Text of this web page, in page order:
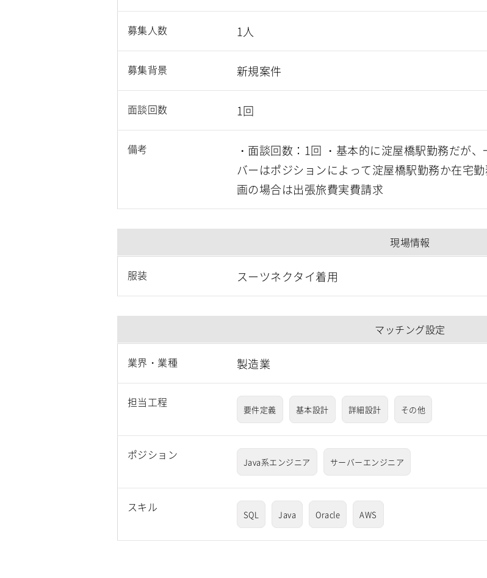
募集人数 1人
募集背景 新規案件
面談回数 1回
備考
・面談回数：1回 ・基本的に淀屋橋駅勤務だが
バーはポジションによって淀屋橋駅勤務か在宅
画の場合は出張旅費実費請求
現場情報
服装 スーツネクタイ着用
マッチング設定
業界・業種 製造業
担当工程
要件定義 基本設計 詳細設計 その他
ポジション
Java系エンジニア サーバーエンジニア
スキル
SQL Java Oracle AWS